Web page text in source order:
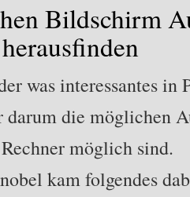
Bildschirm
was interessantes in
die möglichen
möglich sind.
kam folgendes